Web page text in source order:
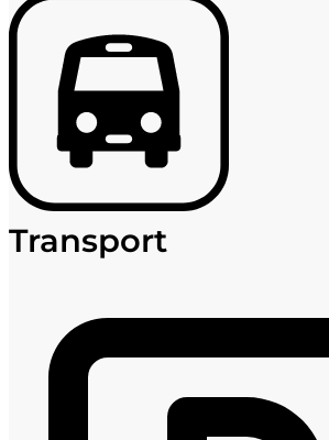
Transport